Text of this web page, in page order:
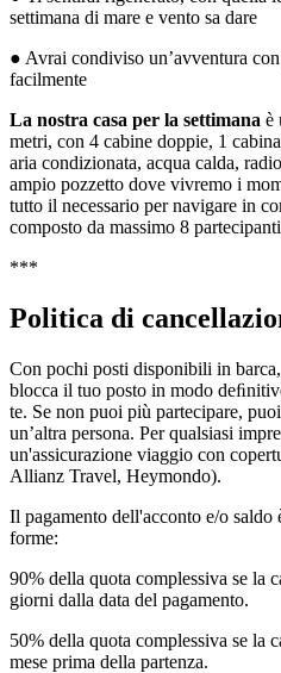
settimana di mare e vento sa dare
● Avrai condiviso un’avventura
facilmente
La nostra casa per la settimana è
metri, con 4 cabine doppie, 1
aria condizionata, acqua calda,
ampio pozzetto dove vivremo i
tutto il necessario per navigare in
composto da massimo 8
***
Politica di
Con pochi posti disponibili in
blocca il tuo posto in modo
te. Se non puoi più partecipare,
un’altra persona. Per qualsiasi
un'assicurazione viaggio con
Allianz Travel, Heymondo).
Il pagamento dell'acconto e/o saldo
forme:
90% della quota complessiva se la
giorni dalla data del pagamento.
50% della quota complessiva se la
mese prima della partenza.